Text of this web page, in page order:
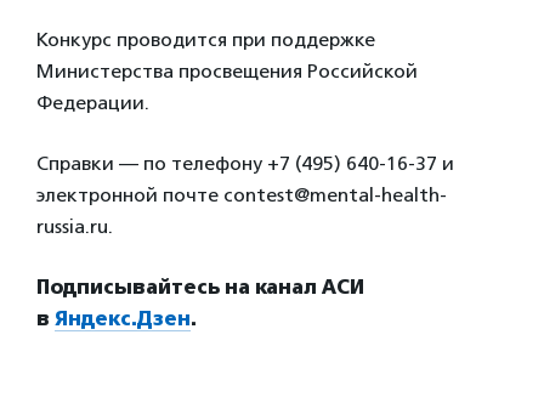
Конкурс проводится при поддержке
Министерства просвещения Российской
Федерации.
Справки — по телефону +7 (495) 640-16-37 и
электронной почте contest@mental-health-
russia.ru.
Подписывайтесь на канал АСИ
в Яндекс.Дзен.